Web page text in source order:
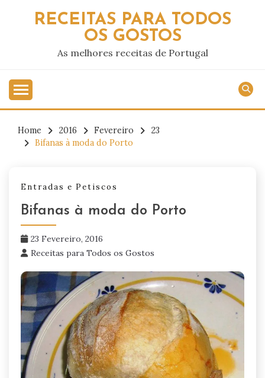
RECEITAS PARA TODOS
OS GOSTOS
As melhores receitas de Portugal
Home 2016 Fevereiro
23
Bifanas à moda do Porto
Entradas e Petiscos
Bifanas à moda do Porto
23 Fevereiro, 2016
Receitas para Todos os Gostos